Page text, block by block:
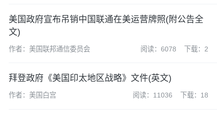
美国政府宣布吊销中国联通在美运营牌照(附公告全
文)
作者：美国联邦通信委员会 阅读：6078 下载：2
拜登政府《美国印太地区战略》文件(英文)
作者：美国白宫 阅读：11036 下载：18